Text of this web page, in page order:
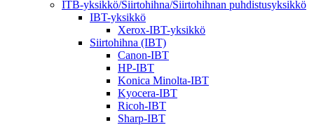
ITB-yksikkö/Siirtohihna/Siirtohihnan puhdistusyksikkö
IBT-yksikkö
Xerox-IBT-yksikkö
Siirtohihna (IBT)
Canon-IBT
HP-IBT
Konica Minolta-IBT
Kyocera-IBT
Ricoh-IBT
Sharp-IBT